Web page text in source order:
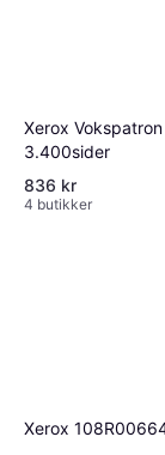
Xerox
3.400sider
836 kr
4 butikker
Xerox